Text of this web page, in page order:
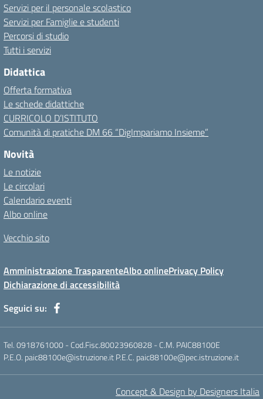
Servizi per il personale scolastico
Servizi per Famiglie e studenti
Percorsi di studio
Tutti i servizi
Didattica
Offerta formativa
Le schede didattiche
CURRICOLO D’ISTITUTO
Comunità di pratiche DM 66 “DigImpariamo Insieme”
Novità
Le notizie
Le circolari
Calendario eventi
Albo online
Vecchio sito
Amministrazione TrasparenteAlbo onlinePrivacy Policy
Dichiarazione di accessibilità
Seguici su:
Tel. 0918761000 - Cod.Fisc.80023960828 - C.M. PAIC88100E
P.E.O. paic88100e@istruzione.it P.E.C. paic88100e@pec.istruzione.it
Concept & Design by Designers Italia